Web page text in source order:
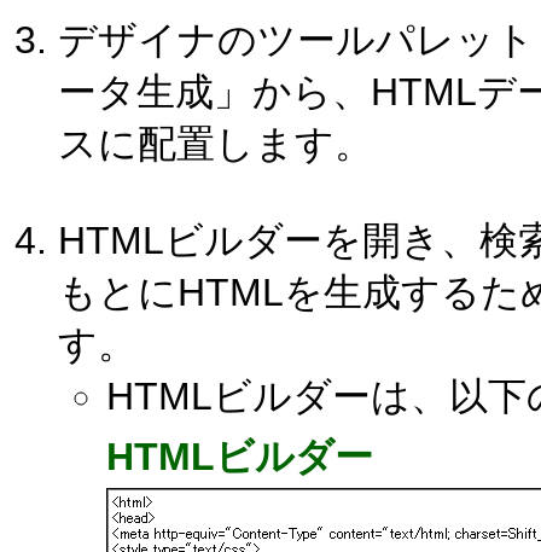
デザイナのツールパレッ
ータ生成」から、HTMLデ
スに配置します。
HTMLビルダーを開き、検
もとにHTMLを生成する
す。
HTMLビルダーは、以
HTMLビルダー